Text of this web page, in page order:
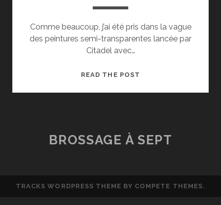
Comme beaucoup, j’ai été pris dans la vague
des peintures semi-transparentes lancée par
Citadel avec…
READ THE POST
BROSSAGE À SEPT
TRACKS WORDPRESS THEME BY COMPETE THEMES.